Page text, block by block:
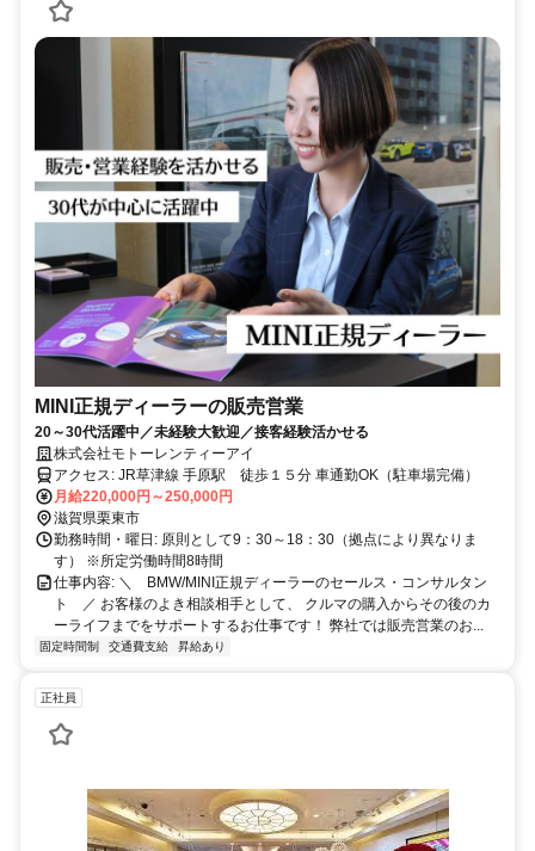
MINI正規ディーラーの販売営業
20～30代活躍中／未経験大歓迎／接客経験活かせる
株式会社モトーレンティーアイ
アクセス: JR草津線 手原駅 徒歩１５分 車通勤OK（駐車場完備）
月給220,000円～250,000円
滋賀県栗東市
勤務時間・曜日: 原則として9：30～18：30（拠点により異なりま
す） ※所定労働時間8時間
仕事内容: ＼ BMW/MINI正規ディーラーのセールス・コンサルタン
ト ／ お客様のよき相談相手として、 クルマの購入からその後のカ
ーライフまでをサポートするお仕事です！ 弊社では販売営業のお...
固定時間制 交通費支給 昇給あり
正社員